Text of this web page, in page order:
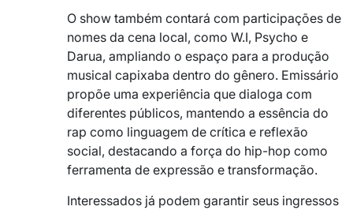
O show também contará com participações de
nomes da cena local, como W.I, Psycho e
Darua, ampliando o espaço para a produção
musical capixaba dentro do gênero. Emissário
propõe uma experiência que dialoga com
diferentes públicos, mantendo a essência do
rap como linguagem de crítica e reflexão
social, destacando a força do hip-hop como
ferramenta de expressão e transformação.
Interessados já podem garantir seus ingressos